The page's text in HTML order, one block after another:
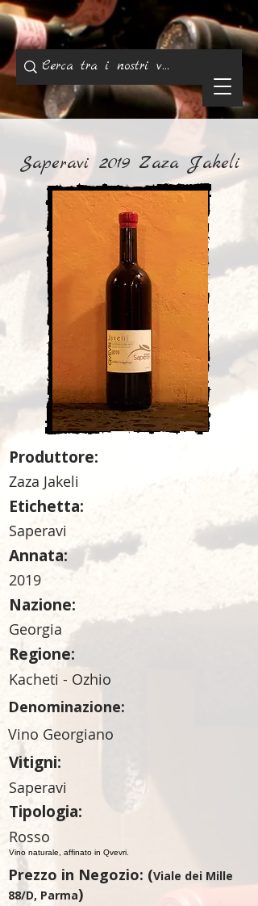
Saperavi 2019 Zaza Jakeli
Produttore:
Zaza Jakeli
Etichetta:
Saperavi
Annata:
2019
Nazione:
Georgia
Regione:
Kacheti - Ozhio
Denominazione:
Vino Georgiano
Vitigni:
Saperavi
Tipologia:
Rosso
Vino naturale, affinato in Qvevri.
Prezzo in Negozio: (Viale dei Mille
88/D, Parma)